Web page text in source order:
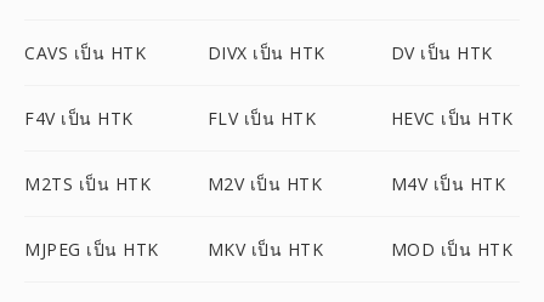
CAVS เป็น HTK DIVX เป็น HTK DV เป็น HTK
F4V เป็น HTK FLV เป็น HTK HEVC เป็น HTK
M2TS เป็น HTK M2V เป็น HTK M4V เป็น HTK
MJPEG เป็น HTK MKV เป็น HTK MOD เป็น HTK